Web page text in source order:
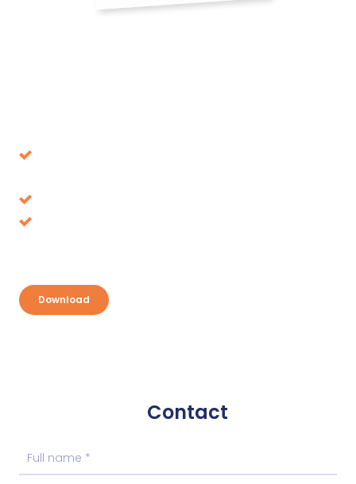
Download
Contact